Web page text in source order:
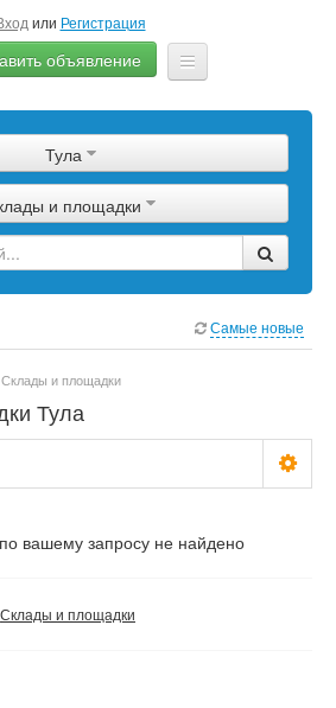
или Регистрация
объявление
Сырье
Изделия
Оборудование
Тула
и площадки
Самые новые
Склады и площадки
Тула
вашему запросу не найдено
Склады и площадки